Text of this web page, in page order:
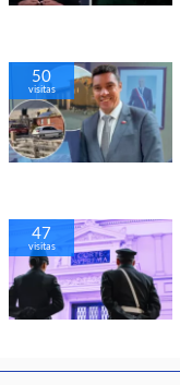
50
visitas
47
visitas